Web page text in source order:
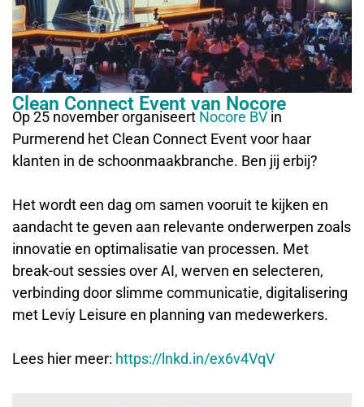
Clean Connect Event van Nocore
Op 25 november organiseert Nocore BV in
Purmerend het Clean Connect Event voor haar
klanten in de schoonmaakbranche. Ben jij erbij?
Het wordt een dag om samen vooruit te kijken en
aandacht te geven aan relevante onderwerpen zoals
innovatie en optimalisatie van processen. Met
break-out sessies over AI, werven en selecteren,
verbinding door slimme communicatie, digitalisering
met Leviy Leisure en planning van medewerkers.
Lees hier meer: https://lnkd.in/ex6v4VqV